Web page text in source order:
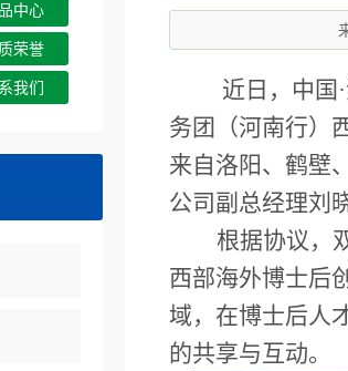
近日，中国
务团（河南行）
来自洛阳、鹤壁
公司副总经理刘
根据协议，
西部海外博士后
域，在博士后人
的共享与互动。
中心
荣誉
我们